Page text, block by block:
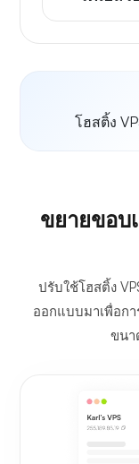
โฮสติ้ง
ขยายขอบ
ปรับใช้โฮสติ้ง
ออกแบบมาเพื่อก
ขนา